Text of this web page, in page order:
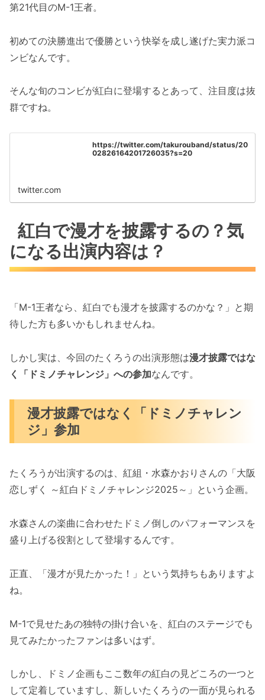
第21代目のM-1王者。
初めての決勝進出で優勝という快挙を成し遂げた実力派コ
ンビなんです。
そんな旬のコンビが紅白に登場するとあって、注目度は抜
群ですね。
https://twitter.com/takurouband/status/20
02826164201726035?s=20
twitter.com
紅白で漫才を披露するの？気
になる出演内容は？
「M-1王者なら、紅白でも漫才を披露するのかな？」と期
待した方も多いかもしれませんね。
しかし実は、今回のたくろうの出演形態は漫才披露ではな
く「ドミノチャレンジ」への参加なんです。
漫才披露ではなく「ドミノチャレン
ジ」参加
たくろうが出演するのは、紅組・水森かおりさんの「大阪
恋しずく ～紅白ドミノチャレンジ2025～」という企画。
水森さんの楽曲に合わせたドミノ倒しのパフォーマンスを
盛り上げる役割として登場するんです。
正直、「漫才が見たかった！」という気持ちもありますよ
ね。
M-1で見せたあの独特の掛け合いを、紅白のステージでも
見てみたかったファンは多いはず。
しかし、ドミノ企画もここ数年の紅白の見どころの一つと
して定着していますし、新しいたくろうの一面が見られる